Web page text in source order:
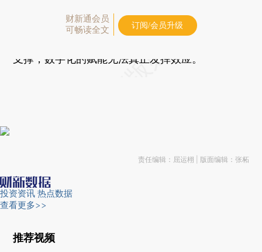
数字经济是虚拟经济，我认为是有偏差的，数字经
支撑，数字化的赋能无法真正发挥效应。”
财新通会员
可畅读全文
订阅/会员升级
责任编辑：屈运栩 | 版面编辑：张柘
投资资讯 热点数据
查看更多>>
推荐视频